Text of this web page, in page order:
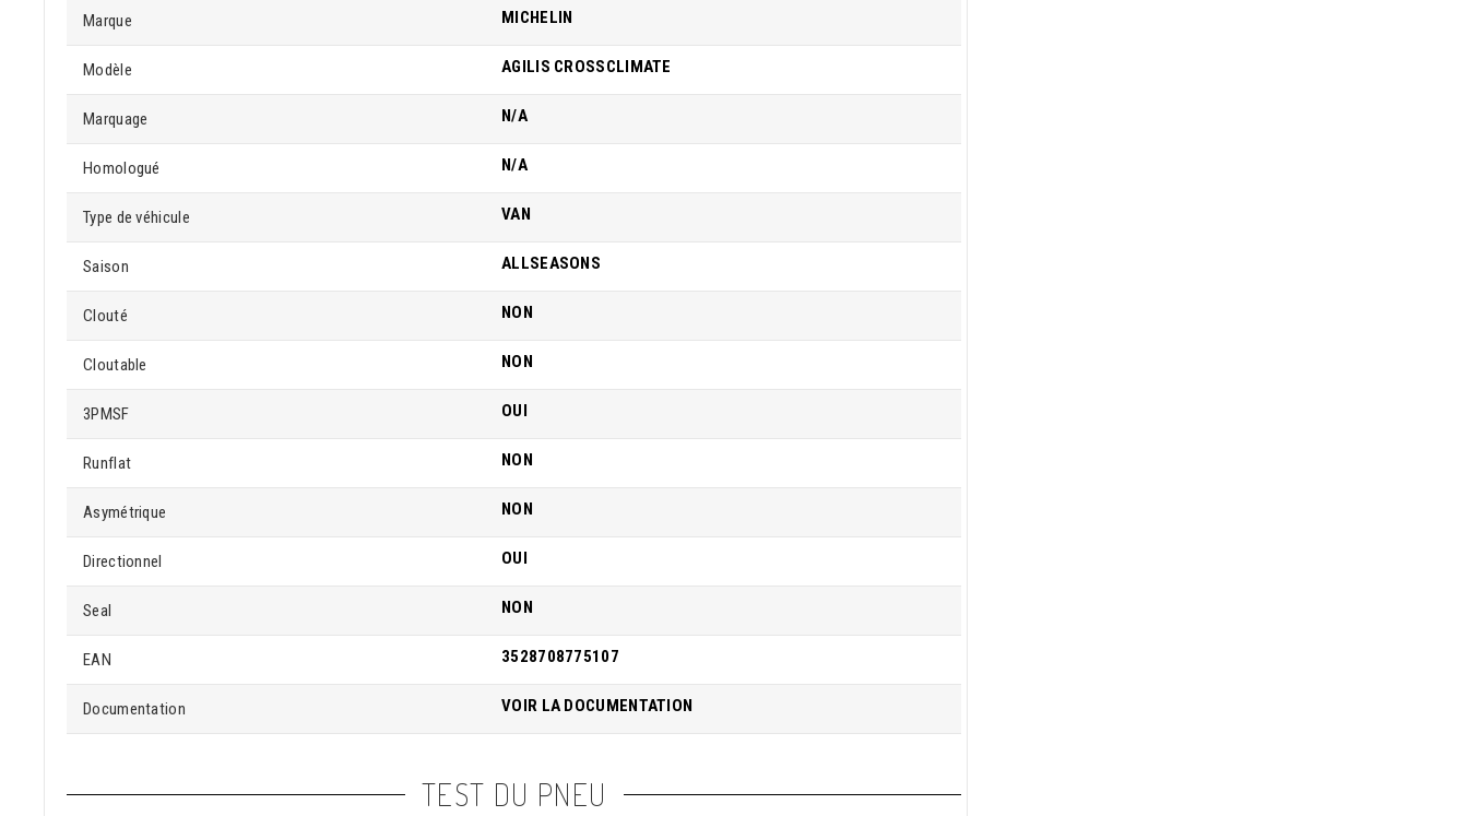
Marque MICHELIN
Modèle AGILIS CROSSCLIMATE
Marquage N/A
Homologué N/A
Type de véhicule VAN
Saison ALLSEASONS
Clouté NON
Cloutable NON
3PMSF OUI
Runflat NON
Asymétrique NON
Directionnel OUI
Seal NON
EAN 3528708775107
Documentation VOIR LA DOCUMENTATION
TEST DU PNEU